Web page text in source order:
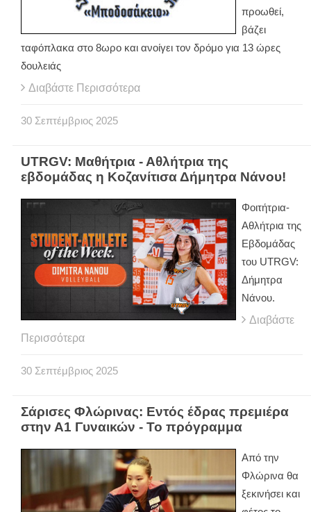
προωθεί,
βάζει
ταφόπλακα στο 8ωρο και ανοίγει τον δρόμο για 13 ώρες
δουλειάς
Διαβάστε Περισσότερα
30 Σεπτέμβριος 2025
UTRGV: Μαθήτρια - Αθλήτρια της
εβδομάδας η Κοζανίτισα Δήμητρα Νάνου!
Φοιτήτρια-
Αθλήτρια της
Εβδομάδας
του UTRGV:
Δήμητρα
Νάνου.
Διαβάστε
Περισσότερα
30 Σεπτέμβριος 2025
Σάρισες Φλώρινας: Εντός έδρας πρεμιέρα
στην Α1 Γυναικών - Το πρόγραμμα
Από την
Φλώρινα θα
ξεκινήσει και